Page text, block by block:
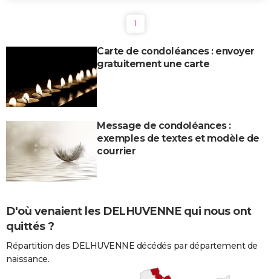
1
Carte de condoléances : envoyer
gratuitement une carte
Message de condoléances :
exemples de textes et modèle de
courrier
D'où venaient les DELHUVENNE qui nous ont
quittés ?
Répartition des DELHUVENNE décédés par département de
naissance.